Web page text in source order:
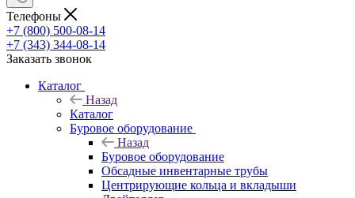
Телефоны
+7 (800) 500-08-14
+7 (343) 344-08-14
Заказать звонок
Каталог
Назад
Каталог
Буровое оборудование
Назад
Буровое оборудование
Обсадные инвентарные трубы
Центрирующие кольца и вкладыши